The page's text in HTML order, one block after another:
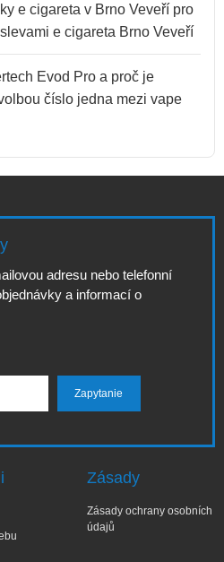
e cigareta v Brno Veveří pro
e cigareta Brno Veveří
Evod Pro a proč je
číslo jedna mezi vape
adresu nebo telefonní
a informací o
Zásady
Zásady ochrany osobních
údajů